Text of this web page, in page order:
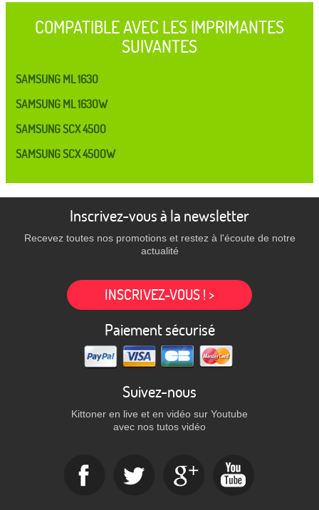
COMPATIBLE AVEC LES IMPRIMANTES
SUIVANTES
SAMSUNG ML 1630
SAMSUNG ML 1630W
SAMSUNG SCX 4500
SAMSUNG SCX 4500W
Inscrivez-vous à la newsletter
Recevez toutes nos promotions et restez à l'écoute de notre
actualité
INSCRIVEZ-VOUS ! >
Paiement sécurisé
Suivez-nous
Kittoner en live et en vidéo sur Youtube
avec nos tutos vidéo